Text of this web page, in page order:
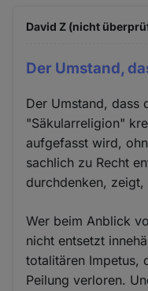
David Z (nicht
Der Umstand,
Der Umstand, dass
"Säkularreligion"
aufgefasst wird,
sachlich zu Recht
durchdenken,
Wer beim Anblick
nicht entsetzt
totalitären Impetus,
Peilung verloren.